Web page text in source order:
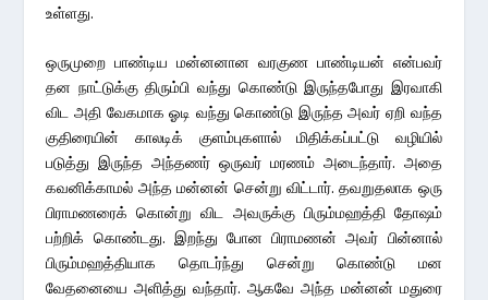
உள்ளது.
ஒருமுறை பாண்டிய மன்னனான வரகுண பாண்டியன் என்பவர்
தன நாட்டுக்கு திரும்பி வந்து கொண்டு இருந்தபோது இரவாகி
விட அதி வேகமாக ஓடி வந்து கொண்டு இருந்த அவர் ஏறி வந்த
குதிரையின் காலடிக் குளம்புகளால் மிதிக்கப்பட்டு வழியில்
படுத்து இருந்த அந்தணர் ஒருவர் மரணம் அடைந்தார். அதை
கவனிக்காமல் அந்த மன்னன் சென்று விட்டார். தவறுதலாக ஒரு
பிராமணரைக் கொன்று விட அவருக்கு பிரும்மஹத்தி தோஷம்
பற்றிக் கொண்டது. இறந்து போன பிராமணன் அவர் பின்னால்
பிரும்மஹத்தியாக தொடர்ந்து சென்று கொண்டு மன
வேதனையை அளித்து வந்தார். ஆகவே அந்த மன்னன் மதுரை